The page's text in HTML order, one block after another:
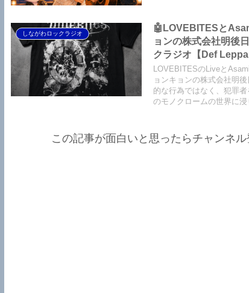
しながわロックラジオ
🤖LOVEBITESと
ョンの株式会社明後
クラジオ【Def
NWOBHM】【
NWOBHM】【Tank
Epilogue】【
LOVEBITESのLiveと
ョンキョンの株式会社明
的な行為ではなく、犯罪
のモノクロームの世界に
この記事が面白いと思ったらチャンネ